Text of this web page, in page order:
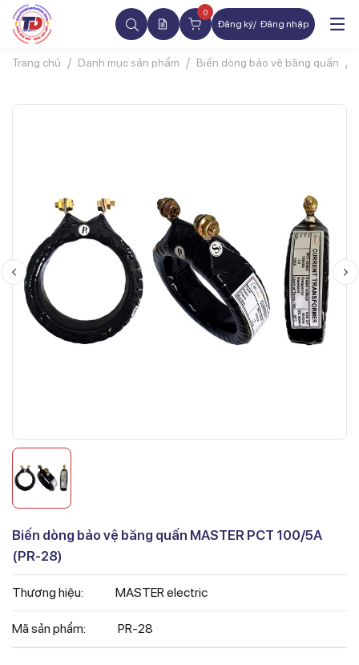
0
Đăng ký Đăng nhập
Trang chủ Danh mục sản phẩm Biến dòng bảo vệ băng quấn
Biến dòng bảo vệ băng quấn MASTER PCT 100/5A
(PR-28)
Thương hiệu: MASTER electric
Mã sản phẩm: PR-28